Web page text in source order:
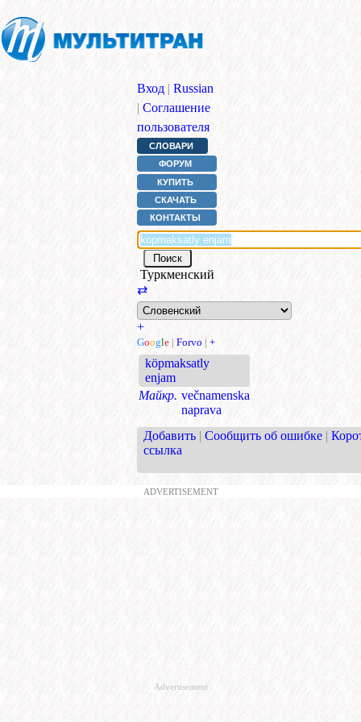
Вход | Russian
| Соглашение
пользователя
СЛОВАРИ
ФОРУМ
КУПИТЬ
СКАЧАТЬ
КОНТАКТЫ
Туркменский
⇄
+
Google | Forvo | +
köpmaksatly
enjam
Майкр. večnamenska
naprava
Добавить | Сообщить об ошибке |
ссылка
ADVERTISEMENT
Advertisement